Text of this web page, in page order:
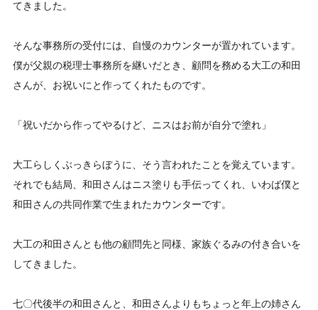
てきました。
そんな事務所の受付には、自慢のカウンターが置かれています。
僕が父親の税理士事務所を継いだとき、顧問を務める大工の和田
さんが、お祝いにと作ってくれたものです。
「祝いだから作ってやるけど、ニスはお前が自分で塗れ」
大工らしくぶっきらぼうに、そう言われたことを覚えています。
それでも結局、和田さんはニス塗りも手伝ってくれ、いわば僕と
和田さんの共同作業で生まれたカウンターです。
大工の和田さんとも他の顧問先と同様、家族ぐるみの付き合いを
してきました。
七〇代後半の和田さんと、和田さんよりもちょっと年上の姉さん